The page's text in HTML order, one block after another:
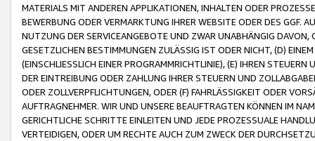
MATERIALS MIT ANDEREN APPLIKATIONEN, INHALTEN ODER
BEWERBUNG ODER VERMARKTUNG IHRER WEBSITE ODER DES GGF.
NUTZUNG DER SERVICEANGEBOTE UND ZWAR UNABHÄNGIG
GESETZLICHEN BESTIMMUNGEN ZULÄSSIG IST ODER NICHT, (D)
(EINSCHLIESSLICH EINER PROGRAMMRICHTLINIE), (E) IHREN
DER EINTREIBUNG ODER ZAHLUNG IHRER STEUERN UND
ODER ZOLLVERPFLICHTUNGEN, ODER (F) FAHRLÄSSIGKEIT ODER
AUFTRAGNEHMER. WIR UND UNSERE BEAUFTRAGTEN KÖNNEN IM
GERICHTLICHE SCHRITTE EINLEITEN UND JEDE PROZESSUALE
VERTEIDIGEN, ODER UM RECHTE AUCH ZUM ZWECK DER